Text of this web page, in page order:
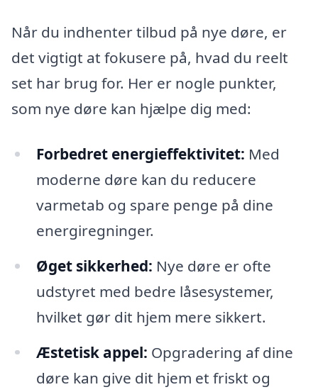
Når du indhenter tilbud på nye døre, er
det vigtigt at fokusere på, hvad du reelt
set har brug for. Her er nogle punkter,
som nye døre kan hjælpe dig med:
Forbedret energieffektivitet: Med
moderne døre kan du reducere
varmetab og spare penge på dine
energiregninger.
Øget sikkerhed: Nye døre er ofte
udstyret med bedre låsesystemer,
hvilket gør dit hjem mere sikkert.
Æstetisk appel: Opgradering af dine
døre kan give dit hjem et friskt og